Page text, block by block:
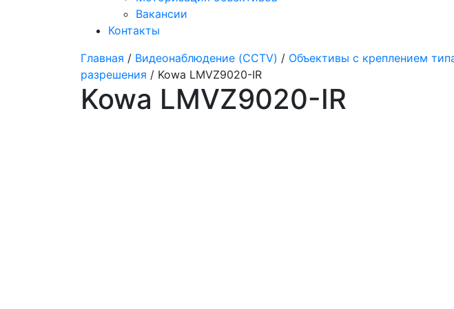
Вакансии
Контакты
Главная / Видеонаблюдение (CCTV) / Объективы с креплением
разрешения / Kowa LMVZ9020-IR
Kowa LMVZ9020-IR